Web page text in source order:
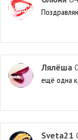
Лялёша
ещё одна
Sveta21